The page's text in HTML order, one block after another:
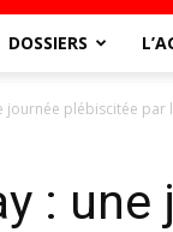
DOSSIERS
journée plébiscitée
: une